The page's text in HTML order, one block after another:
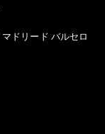
マドリード バルセロ